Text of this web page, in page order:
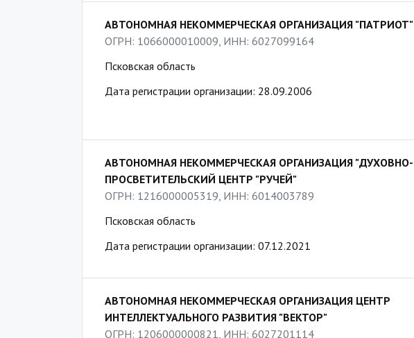
АВТОНОМНАЯ НЕКОММЕРЧЕСКАЯ ОРГАНИЗАЦИЯ "ПАТРИОТ"
ОГРН: 1066000010009, ИНН: 6027099164
Псковская область
Дата регистрации организации: 28.09.2006
АВТОНОМНАЯ НЕКОММЕРЧЕСКАЯ ОРГАНИЗАЦИЯ "ДУХОВНО-
ПРОСВЕТИТЕЛЬСКИЙ ЦЕНТР "РУЧЕЙ"
ОГРН: 1216000005319, ИНН: 6014003789
Псковская область
Дата регистрации организации: 07.12.2021
АВТОНОМНАЯ НЕКОММЕРЧЕСКАЯ ОРГАНИЗАЦИЯ ЦЕНТР
ИНТЕЛЛЕКТУАЛЬНОГО РАЗВИТИЯ "ВЕКТОР"
ОГРН: 1206000000821, ИНН: 6027201114